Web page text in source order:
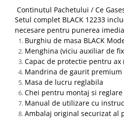
Continutul Pachetului / Ce
Setul complet BLACK 12233
necesare pentru punerea
Burghiu de masa BLACK
Menghina (viciu auxiliar de
Capac de protectie pentru ax
Mandrina de gaurit premium
Masa de lucru reglabila
Chei pentru montaj si reglare
Manual de utilizare cu
Ambalaj original securizat al